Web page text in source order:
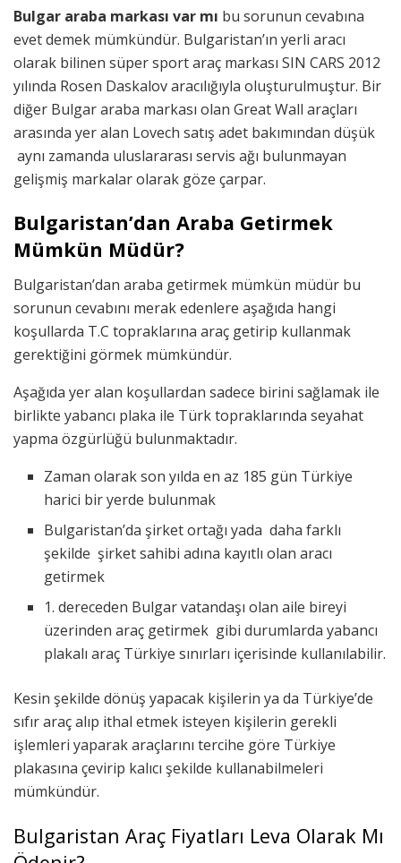
Bulgar araba markası var mı bu sorunun cevabına
evet demek mümkündür. Bulgaristan’ın yerli aracı
olarak bilinen süper sport araç markası SIN CARS 2012
yılında Rosen Daskalov aracılığıyla oluşturulmuştur. Bir
diğer Bulgar araba markası olan Great Wall araçları
arasında yer alan Lovech satış adet bakımından düşük
aynı zamanda uluslararası servis ağı bulunmayan
gelişmiş markalar olarak göze çarpar.
Bulgaristan’dan Araba Getirmek
Mümkün Müdür?
Bulgaristan’dan araba getirmek mümkün müdür bu
sorunun cevabını merak edenlere aşağıda hangi
koşullarda T.C topraklarına araç getirip kullanmak
gerektiğini görmek mümkündür.
Aşağıda yer alan koşullardan sadece birini sağlamak ile
birlikte yabancı plaka ile Türk topraklarında seyahat
yapma özgürlüğü bulunmaktadır.
Zaman olarak son yılda en az 185 gün Türkiye
harici bir yerde bulunmak
Bulgaristan’da şirket ortağı yada daha farklı
şekilde şirket sahibi adına kayıtlı olan aracı
getirmek
1. dereceden Bulgar vatandaşı olan aile bireyi
üzerinden araç getirmek gibi durumlarda yabancı
plakalı araç Türkiye sınırları içerisinde kullanılabilir.
Kesin şekilde dönüş yapacak kişilerin ya da Türkiye’de
sıfır araç alıp ithal etmek isteyen kişilerin gerekli
işlemleri yaparak araçlarını tercihe göre Türkiye
plakasına çevirip kalıcı şekilde kullanabilmeleri
mümkündür.
Bulgaristan Araç Fiyatları Leva Olarak Mı